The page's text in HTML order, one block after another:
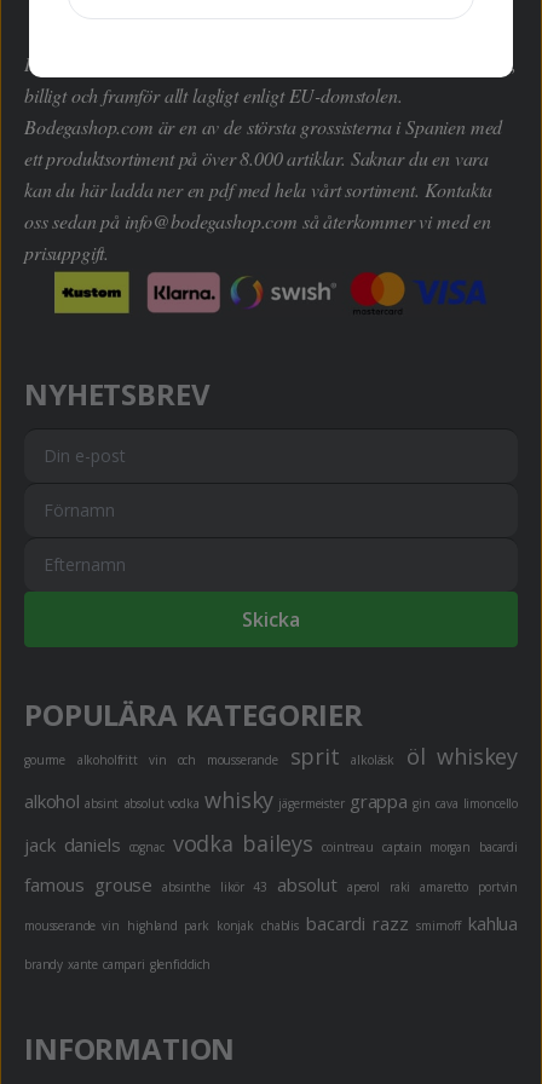
Här kan du handla hem dryckesvaror inom alla kategorier enkelt,
billigt och framför allt lagligt enligt EU-domstolen.
Bodegashop.com är en av de största grossisterna i Spanien med
ett produktsortiment på över 8.000 artiklar. Saknar du en vara
kan du här ladda ner en pdf med hela vårt sortiment. Kontakta
oss sedan på info@bodegashop.com så återkommer vi med en
prisuppgift.
NYHETSBREV
Skicka
POPULÄRA KATEGORIER
gourme alkoholfritt vin och mousserande sprit alkoläsk öl whiskey
alkohol absint absolut vodka whisky jägermeister grappa gin cava limoncello
jack daniels cognac vodka baileys cointreau captain morgan bacardi
famous grouse absinthe likör 43 absolut aperol raki amaretto portvin
mousserande vin highland park konjak chablis bacardi razz smirnoff kahlua
brandy xante campari glenfiddich
INFORMATION